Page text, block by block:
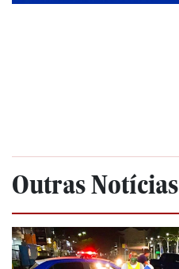
Outras Notícias